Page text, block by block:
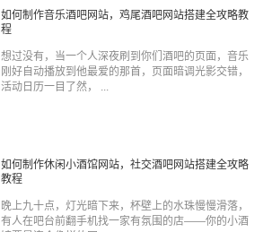
如何制作音乐酒吧网站，鸡尾酒吧网站搭建全攻略教
程
想过没有，当一个人深夜刷到你们酒吧的页面，音乐
刚好自动播放到他最爱的那首，页面暗调光影交错，
活动日历一目了然， ...
如何制作休闲小酒馆网站，社交酒吧网站搭建全攻略
教程
晚上九十点，灯光暗下来，杯壁上的水珠慢慢滑落，
有人在吧台前翻手机找一家有氛围的店——你的小酒